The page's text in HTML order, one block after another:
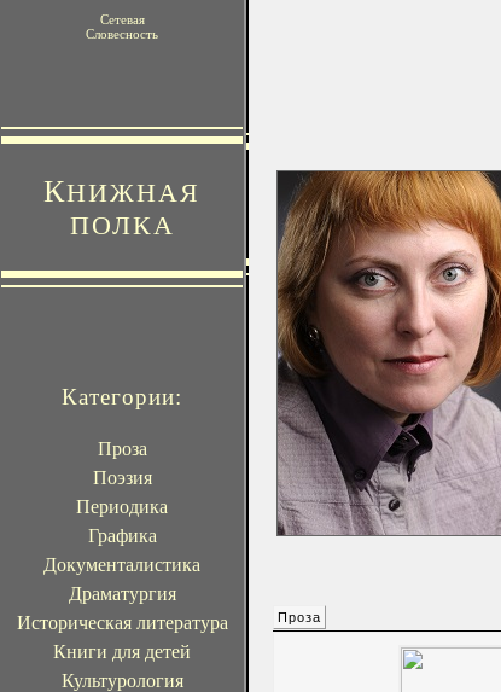
Сетевая
Словесность
КНИЖНАЯ
ПОЛКА
Категории:
Проза
Поэзия
Периодика
Графика
Документалистика
Драматургия
Историческая литература
Книги для детей
Культурология
Проза